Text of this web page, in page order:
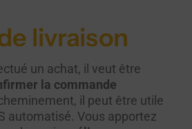
livraison
un achat, il veut être
la commande
il peut être utile
automatisé. Vous apportez